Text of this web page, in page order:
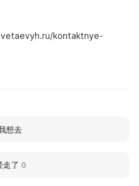
kontaktnye-
想去
走了 0